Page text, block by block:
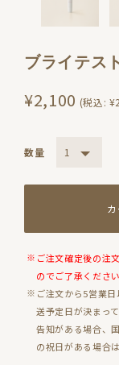
ブライテス
¥2,100 (税込:
数量
ご注文確定後の注
のでご了承ください
ご注文から5営業
送予定日が決まっ
告知がある場合、
の祝日がある場合